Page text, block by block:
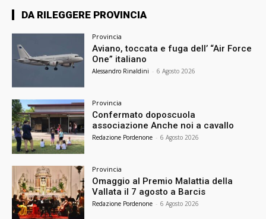
DA RILEGGERE PROVINCIA
Provincia
Aviano, toccata e fuga dell’ “Air Force
One” italiano
Alessandro Rinaldini - 6 Agosto 2026
Provincia
Confermato doposcuola
associazione Anche noi a cavallo
Redazione Pordenone - 6 Agosto 2026
Provincia
Omaggio al Premio Malattia della
Vallata il 7 agosto a Barcis
Redazione Pordenone - 6 Agosto 2026